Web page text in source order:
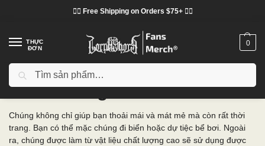
❤️‍🔥 Free Shipping on Orders $75+ ❤️‍🔥
THỰC
ĐƠN
0
Đầu xe tăng Lorna Shore
Chúng không chỉ giúp bạn thoải mái và mát mẻ mà còn rất thời
trang. Bạn có thể mặc chúng đi biển hoặc dự tiệc bể bơi. Ngoài
ra, chúng được làm từ vật liệu chất lượng cao sẽ sử dụng được